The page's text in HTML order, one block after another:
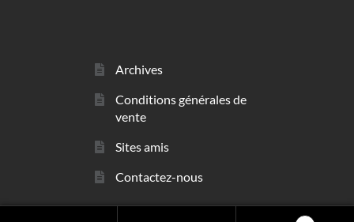
Archives
Conditions générales de
vente
Sites amis
Contactez-nous